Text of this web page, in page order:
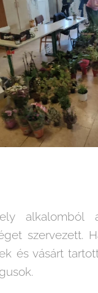
alkalomból
szervezett.
és vásárt